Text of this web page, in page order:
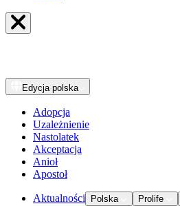
Edycja polska
Adopcja
Uzależnienie
Nastolatek
Akceptacja
Anioł
Apostoł
Aktualności Polska Prolife